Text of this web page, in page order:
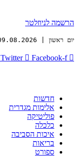
הרשמה לניוזלטר
יום ראשון | 09.08.2026
Twitter Facebook-f
חדשות
אלימות מגדרית
פוליטיקה
כלכלה
איכות הסביבה
בריאות
ספורט